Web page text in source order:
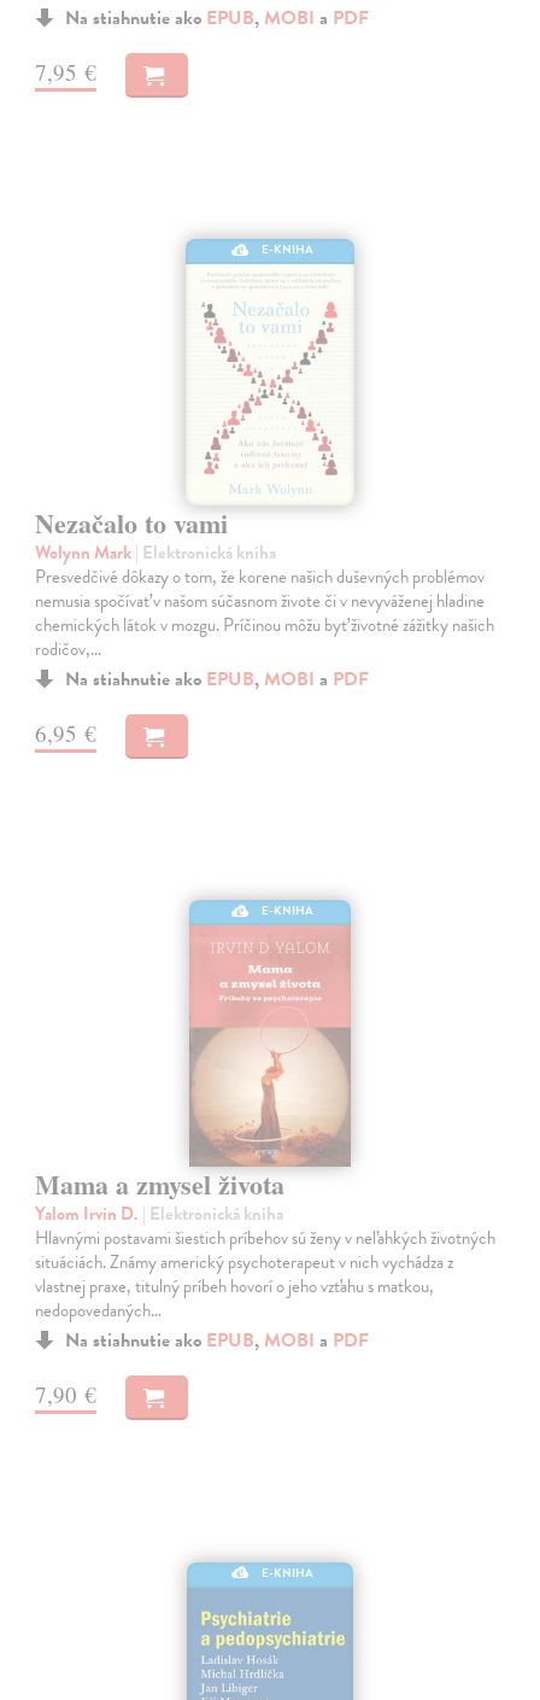
Na stiahnutie ako EPUB, MOBI a PDF
7,95 €
E-KNIHA
Nezačalo to vami
Wolynn Mark| Elektronická kniha
Presvedčivé dôkazy o tom, že korene našich duševných problémov
nemusia spočívať v našom súčasnom živote či v nevyváženej hladine
chemických látok v mozgu. Príčinou môžu byť životné zážitky našich
rodičov,…
Na stiahnutie ako EPUB, MOBI a PDF
6,95 €
E-KNIHA
Mama a zmysel života
Yalom Irvin D. | Elektronická kniha
Hlavnými postavami šiestich príbehov sú ženy v neľahkých životných
situáciách. Známy americký psychoterapeut v nich vychádza z
vlastnej praxe, titulný príbeh hovorí o jeho vzťahu s matkou,
nedopovedaných…
Na stiahnutie ako EPUB, MOBI a PDF
7,90 €
E-KNIHA